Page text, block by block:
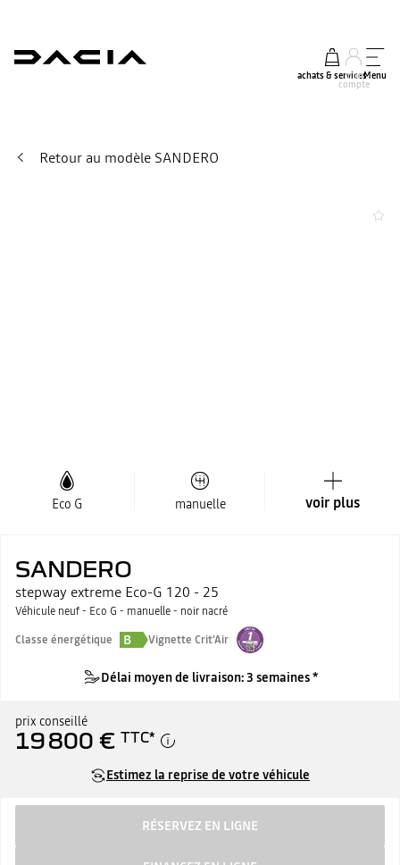
achats & services
mon
compte
Menu
Retour au modèle SANDERO
Eco G manuelle voir plus
SANDERO
stepway extreme Eco-G 120 - 25
Véhicule neuf - Eco G - manuelle - noir nacré
Classe énergétique
B Vignette Crit'Air
Délai moyen de livraison: 3 semaines *
prix conseillé
19 800 € TTC*
Estimez la reprise de votre véhicule
RÉSERVEZ EN LIGNE